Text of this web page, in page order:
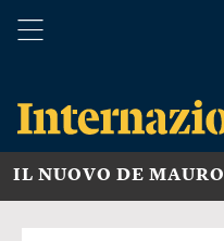
IL NUOVO DE MAURO